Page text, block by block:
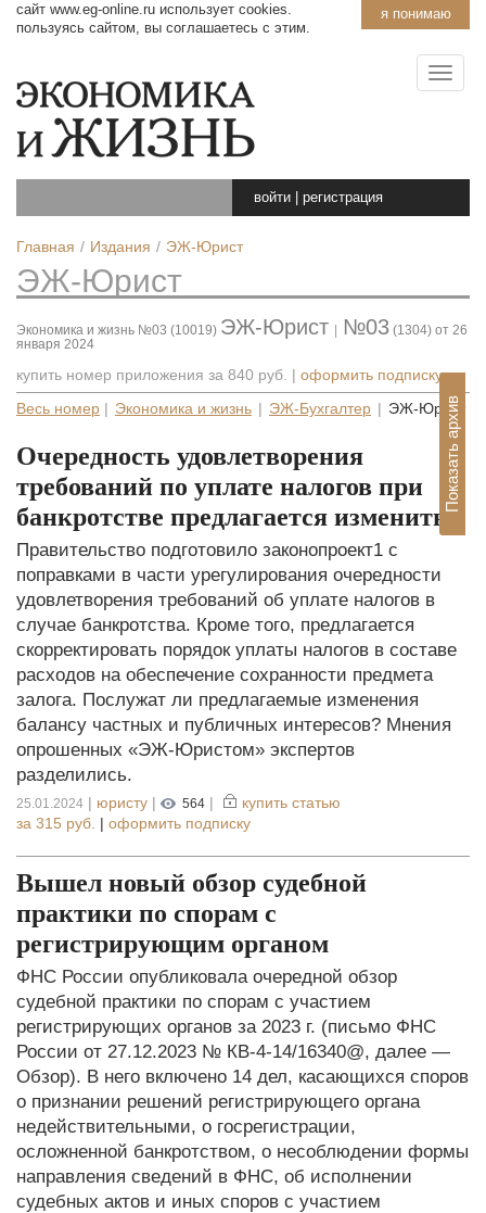
я понимаю
сайт www.eg-online.ru использует cookies.
пользуясь сайтом, вы соглашаетесь с этим.
войти регистрация
Главная Издания ЭЖ-Юрист
ЭЖ-Юрист
Экономика и жизнь №03 (10019) ЭЖ-Юрист №03 (1304) от 26
января 2024
купить номер приложения за 840 руб. | оформить подписку
Весь номер Экономика и жизнь ЭЖ-Бухгалтер ЭЖ-Юрист
Показать архив
Очередность удовлетворения
требований по уплате налогов при
банкротстве предлагается изменить
Правительство подготовило законопроект1 с
поправками в части урегулирования очередности
удовлетворения требований об уплате налогов в
случае банкротства. Кроме того, предлагается
скорректировать порядок уплаты налогов в составе
расходов на обеспечение сохранности предмета
залога. Послужат ли предлагаемые изменения
балансу частных и публичных интересов? Мнения
опрошенных «ЭЖ-Юристом» экспертов
разделились.
25.01.2024 | юристу | 564 |
купить статью
за 315 руб. | оформить подписку
Вышел новый обзор судебной
практики по спорам с
регистрирующим органом
ФНС России опубликовала очередной обзор
судебной практики по спорам с участием
регистрирующих органов за 2023 г. (письмо ФНС
России от 27.12.2023 № КВ-4-14/16340@, далее —
Обзор). В него включено 14 дел, касающихся споров
о признании решений регистрирующего органа
недействительными, о госрегистрации,
осложненной банкротством, о несоблюдении формы
направления сведений в ФНС, об исполнении
судебных актов и иных споров с участием